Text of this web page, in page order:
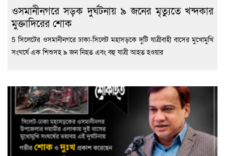
ওসমানীনগরে সড়ক দুর্ঘটনায় ৯ জনের মৃত্যুতে খন্দকার
মুক্তাদিরের শোক
5 সিলেটের ওসমানীনগরে ঢাকা-সিলেট মহাসড়কে দুটি যাত্রীবাহী বাসের মুখোমুখি
সংঘর্ষে এক শিশুসহ ৯ জন নিহত এবং বহু যাত্রী আহত হওয়ার